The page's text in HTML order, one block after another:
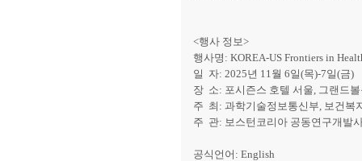
<행사 정보>
행사명: KOREA-US Frontiers in
일 자: 2025년 11월 6일(목)-7일(금)
장 소: 포시즌스 호텔 서울, 그랜드볼
주 최: 과학기술정보통신부, 보건복
주 관: 보스턴코리아 공동연구개발
공식언어: English